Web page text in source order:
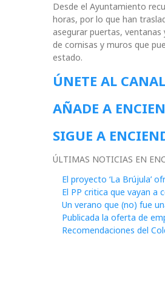
Desde el Ayuntamiento
horas, por lo que han
asegurar puertas,
de cornisas y muros que
estado.
ÚNETE AL
AÑADE A
SIGUE A
ÚLTIMAS NOTICIAS EN
El proyecto ‘La Brújula’
El PP critica que vayan a
Un verano que (no) fue
Publicada la oferta de
Recomendaciones del